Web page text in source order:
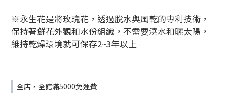
※永生花是將玫瑰花，透過脫水與風乾的專利技術，
保持著鮮花外觀和水份組織，不需要澆水和曬太陽，
維持乾燥環境就可保存2~3年以上
全店，全館滿5000免運費